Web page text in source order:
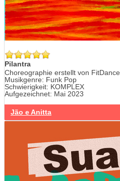
Pilantra
Choreographie erstellt von FitDance
Musikgenre: Funk Pop
Schwierigkeit: KOMPLEX
Aufgezeichnet: Mai 2023
Jão e Anitta